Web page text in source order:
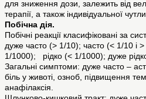
для зниження дози, залежить від
терапії, а також індивідуальної
Побічна дія.
Побічні реакції класифіковані за
дуже часто (> 1/10); часто (< 1/10 і
1/1000); рідко (< 1/1000); дуже
Загальні симптоми: дуже часто –
біль у животі, озноб, підвищення
анафілаксія.